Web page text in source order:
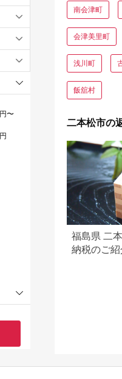
円〜
円
南会津町
会津美里町
浅川町
飯舘村
二本松市の
福島県 二
納税のご紹